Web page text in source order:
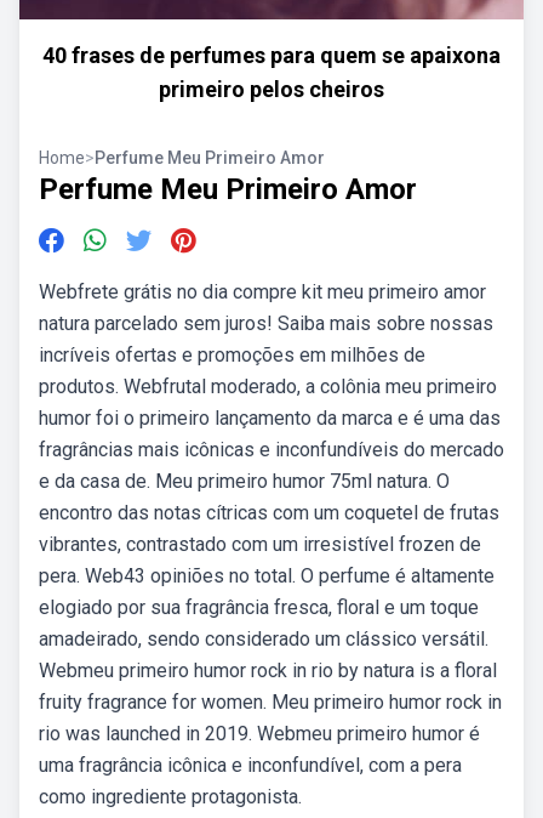
40 frases de perfumes para quem se apaixona
primeiro pelos cheiros
Home>Perfume Meu Primeiro Amor
Perfume Meu Primeiro Amor
Webfrete grátis no dia compre kit meu primeiro amor
natura parcelado sem juros! Saiba mais sobre nossas
incríveis ofertas e promoções em milhões de
produtos. Webfrutal moderado, a colônia meu primeiro
humor foi o primeiro lançamento da marca e é uma das
fragrâncias mais icônicas e inconfundíveis do mercado
e da casa de. Meu primeiro humor 75ml natura. O
encontro das notas cítricas com um coquetel de frutas
vibrantes, contrastado com um irresistível frozen de
pera. Web43 opiniões no total. O perfume é altamente
elogiado por sua fragrância fresca, floral e um toque
amadeirado, sendo considerado um clássico versátil.
Webmeu primeiro humor rock in rio by natura is a floral
fruity fragrance for women. Meu primeiro humor rock in
rio was launched in 2019. Webmeu primeiro humor é
uma fragrância icônica e inconfundível, com a pera
como ingrediente protagonista.